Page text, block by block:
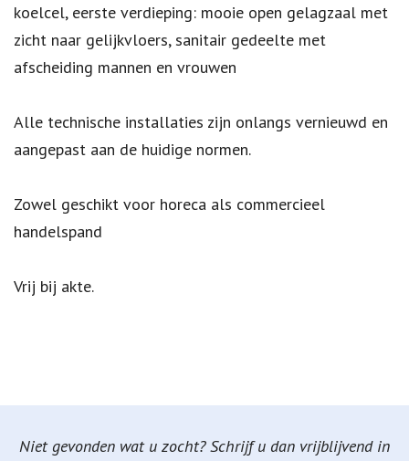
koelcel, eerste verdieping: mooie open gelagzaal met
zicht naar gelijkvloers, sanitair gedeelte met
afscheiding mannen en vrouwen
Alle technische installaties zijn onlangs vernieuwd en
aangepast aan de huidige normen.
Zowel geschikt voor horeca als commercieel
handelspand
Vrij bij akte.
Niet gevonden wat u zocht? Schrijf u dan vrijblijvend in